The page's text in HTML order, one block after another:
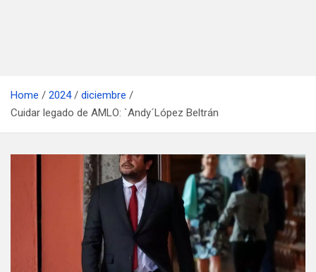
Home 2024
diciembre
Cuidar legado de AMLO: `Andy´López Beltrán